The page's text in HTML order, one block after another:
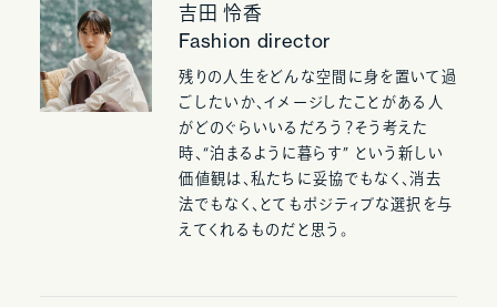
吉田 怜香
Fashion director
残りの人生をどんな空間に身を置いて過
ごしたいか、イメージしたことがある人
がどのぐらいいるだろう？そう考えた
時、“泊まるように暮らす” という新しい
価値観は、私たちに妥協でもなく、消去
法でもなく、とてもポジティブな選択を与
えてくれるものだと思う。